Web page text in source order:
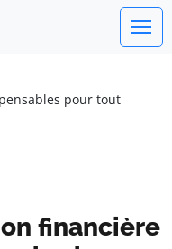
pour tout
financière